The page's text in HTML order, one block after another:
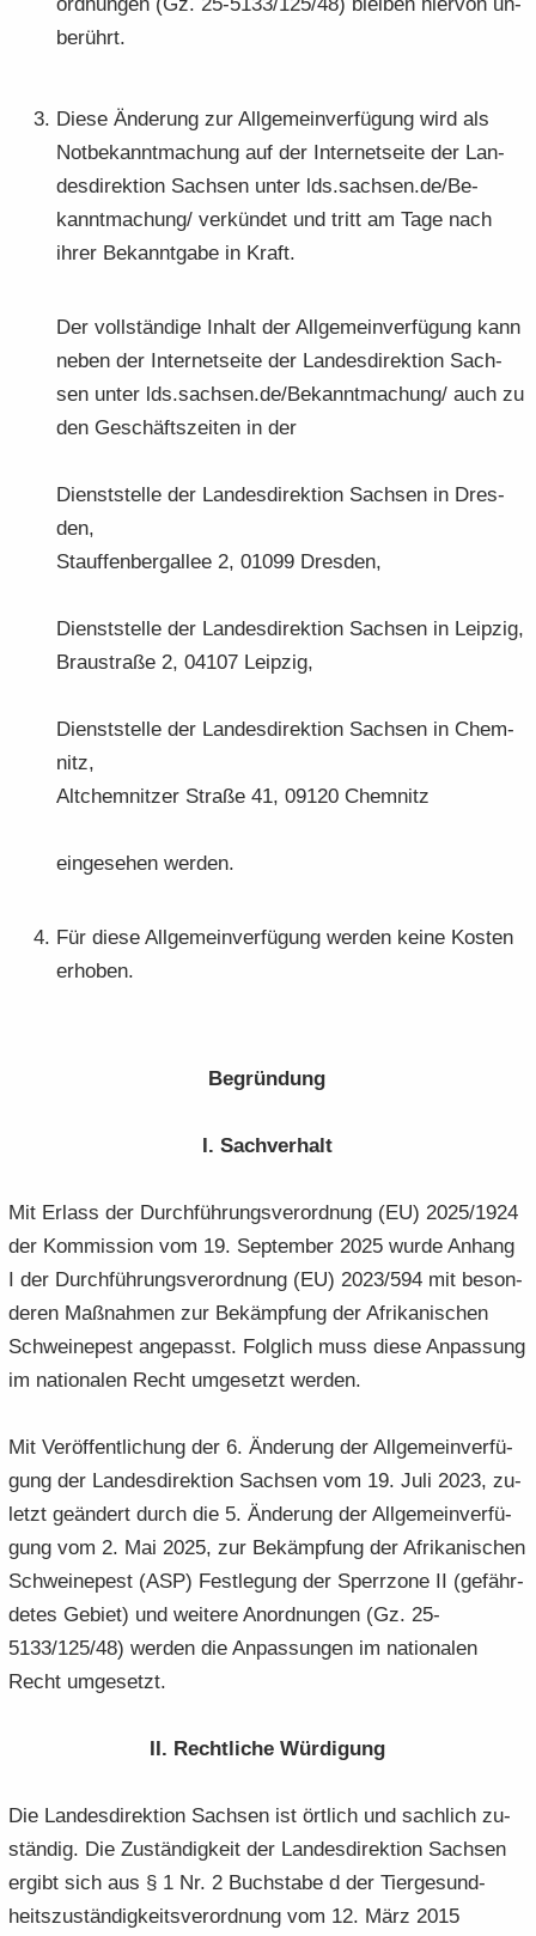
be­rührt.
Diese Än­de­rung zur All­ge­mein­ver­fü­gung wird als
Not­be­kannt­ma­chung auf der In­ter­net­sei­te der Lan­
des­di­rek­ti­on Sach­sen unter lds.sach­sen.de/Be­
kannt­ma­chung/ ver­kün­det und tritt am Tage nach
ihrer Be­kannt­ga­be in Kraft.
Der voll­stän­di­ge In­halt der All­ge­mein­ver­fü­gung kann
neben der In­ter­net­sei­te der Lan­des­di­rek­ti­on Sach­
sen unter lds.sach­sen.de/Be­kannt­ma­chung/ auch zu
den Ge­schäfts­zei­ten in der
Dienst­stel­le der Lan­des­di­rek­ti­on Sach­sen in Dres­
den,
Stauf­fen­berg­al­lee 2, 01099 Dres­den,
Dienst­stel­le der Lan­des­di­rek­ti­on Sach­sen in Leip­zig,
Brau­stra­ße 2, 04107 Leip­zig,
Dienst­stel­le der Lan­des­di­rek­ti­on Sach­sen in Chem­
nitz,
Alt­chem­nit­zer Stra­ße 41, 09120 Chem­nitz
ein­ge­se­hen wer­den.
Für diese All­ge­mein­ver­fü­gung wer­den keine Kos­ten
er­ho­ben.
Be­grün­dung
I. Sach­ver­halt
Mit Er­lass der Durch­füh­rungs­ver­ord­nung (EU) 2025/1924
der Kom­mis­si­on vom 19. Sep­tem­ber 2025 wurde An­hang
I der Durch­füh­rungs­ver­ord­nung (EU) 2023/594 mit be­son­
de­ren Maß­nah­men zur Be­kämp­fung der Afri­ka­ni­schen
Schwei­ne­pest an­ge­passt. Folg­lich muss diese An­pas­sung
im na­tio­na­len Recht um­ge­setzt wer­den.
Mit Ver­öf­fent­li­chung der 6. Än­de­rung der All­ge­mein­ver­fü­
gung der Lan­des­di­rek­ti­on Sach­sen vom 19. Juli 2023, zu­
letzt ge­än­dert durch die 5. Än­de­rung der All­ge­mein­ver­fü­
gung vom 2. Mai 2025, zur Be­kämp­fung der Afri­ka­ni­schen
Schwei­ne­pest (ASP) Fest­le­gung der Sperr­zo­ne II (ge­fähr­
de­tes Ge­biet) und wei­te­re An­ord­nun­gen (Gz. 25-
5133/125/48) wer­den die An­pas­sun­gen im na­tio­na­len
Recht um­ge­setzt.
II. Recht­li­che Wür­di­gung
Die Lan­des­di­rek­ti­on Sach­sen ist ört­lich und sach­lich zu­
stän­dig. Die Zu­stän­dig­keit der Lan­des­di­rek­ti­on Sach­sen
er­gibt sich aus § 1 Nr. 2 Buch­sta­be d der Tier­ge­sund­
heits­zu­stän­dig­keits­ver­ord­nung vom 12. März 2015